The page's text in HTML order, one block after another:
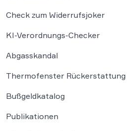
Check zum Widerrufsjoker
KI-Verordnungs-Checker
Abgasskandal
Thermofenster Rückerstattung
Bußgeldkatalog
Publikationen